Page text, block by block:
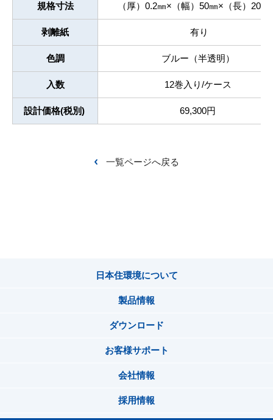
規格寸法 （厚）0.2㎜×（幅）50㎜×（長）20M
剥離紙 有り
色調 ブルー（半透明）
入数 12巻入り/ケース
設計価格(税別) 69,300円
一覧ページへ戻る
日本住環境について
製品情報
ダウンロード
お客様サポート
会社情報
採用情報